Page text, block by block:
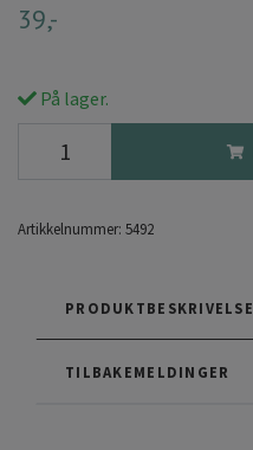
39,-
På lager.
Artikkelnummer: 5492
PRODUKTBESKRIVELSE
TILBAKEMELDINGER